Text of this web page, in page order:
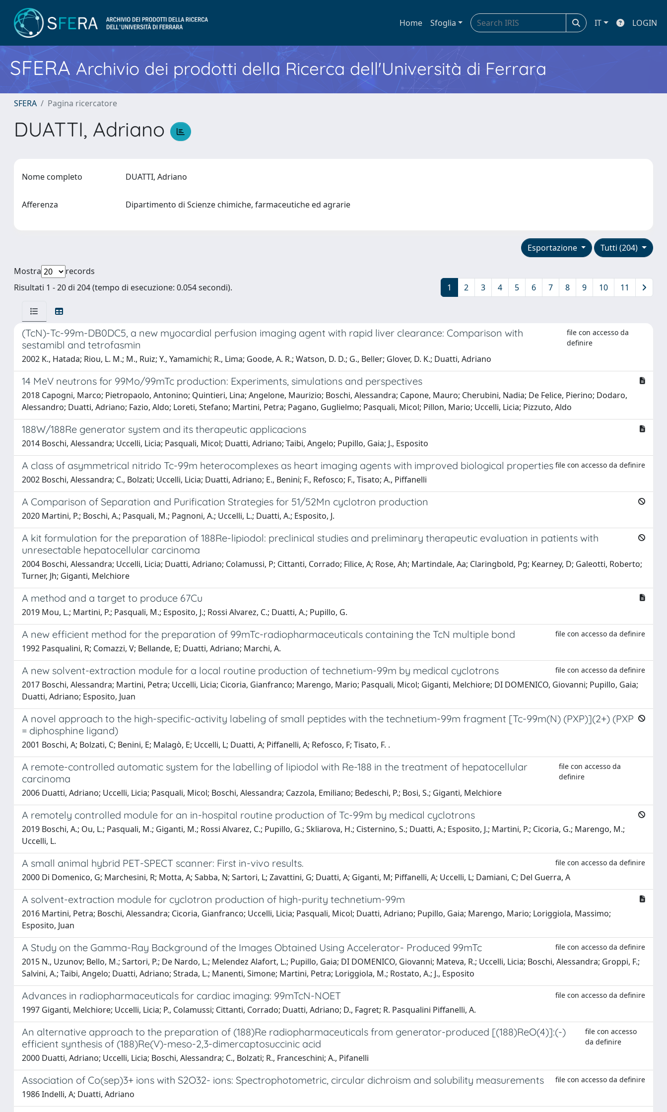
Home Sfoglia IT LOGIN
SFERA Archivio dei prodotti della Ricerca dell'Università di Ferrara
SFERA Pagina ricercatore
DUATTI, Adriano
Nome completo DUATTI, Adriano
Afferenza Dipartimento di Scienze chimiche, farmaceutiche ed agrarie
Tutti (204)
Esportazione
Mostra
records
Risultati 1 - 20 di 204 (tempo di esecuzione: 0.054 secondi).
1 2 3 4 5 6 7 8 9 10 11
(TcN)-Tc-99m-DB0DC5, a new myocardial perfusion imaging agent with rapid liver clearance: Comparison with
sestamibl and tetrofasmin
file con accesso da
definire
2002 K., Hatada; Riou, L. M.; M., Ruiz; Y., Yamamichi; R., Lima; Goode, A. R.; Watson, D. D.; G., Beller; Glover, D. K.; Duatti, Adriano
14 MeV neutrons for 99Mo/99mTc production: Experiments, simulations and perspectives
2018 Capogni, Marco; Pietropaolo, Antonino; Quintieri, Lina; Angelone, Maurizio; Boschi, Alessandra; Capone, Mauro; Cherubini, Nadia; De Felice, Pierino; Dodaro,
Alessandro; Duatti, Adriano; Fazio, Aldo; Loreti, Stefano; Martini, Petra; Pagano, Guglielmo; Pasquali, Micol; Pillon, Mario; Uccelli, Licia; Pizzuto, Aldo
188W/188Re generator system and its therapeutic applicacions
2014 Boschi, Alessandra; Uccelli, Licia; Pasquali, Micol; Duatti, Adriano; Taibi, Angelo; Pupillo, Gaia; J., Esposito
A class of asymmetrical nitrido Tc-99m heterocomplexes as heart imaging agents with improved biological properties file con accesso da definire
2002 Boschi, Alessandra; C., Bolzati; Uccelli, Licia; Duatti, Adriano; E., Benini; F., Refosco; F., Tisato; A., Piffanelli
A Comparison of Separation and Purification Strategies for 51/52Mn cyclotron production
2020 Martini, P.; Boschi, A.; Pasquali, M.; Pagnoni, A.; Uccelli, L.; Duatti, A.; Esposito, J.
A kit formulation for the preparation of 188Re-lipiodol: preclinical studies and preliminary therapeutic evaluation in patients with
unresectable hepatocellular carcinoma
2004 Boschi, Alessandra; Uccelli, Licia; Duatti, Adriano; Colamussi, P; Cittanti, Corrado; Filice, A; Rose, Ah; Martindale, Aa; Claringbold, Pg; Kearney, D; Galeotti, Roberto;
Turner, Jh; Giganti, Melchiore
A method and a target to produce 67Cu
2019 Mou, L.; Martini, P.; Pasquali, M.; Esposito, J.; Rossi Alvarez, C.; Duatti, A.; Pupillo, G.
A new efficient method for the preparation of 99mTc-radiopharmaceuticals containing the TcN multiple bond file con accesso da definire
1992 Pasqualini, R; Comazzi, V; Bellande, E; Duatti, Adriano; Marchi, A.
A new solvent-extraction module for a local routine production of technetium-99m by medical cyclotrons file con accesso da definire
2017 Boschi, Alessandra; Martini, Petra; Uccelli, Licia; Cicoria, Gianfranco; Marengo, Mario; Pasquali, Micol; Giganti, Melchiore; DI DOMENICO, Giovanni; Pupillo, Gaia;
Duatti, Adriano; Esposito, Juan
A novel approach to the high-specific-activity labeling of small peptides with the technetium-99m fragment [Tc-99m(N) (PXP)](2+) (PXP
= diphosphine ligand)
2001 Boschi, A; Bolzati, C; Benini, E; Malagò, E; Uccelli, L; Duatti, A; Piffanelli, A; Refosco, F; Tisato, F. ​.
A remote-controlled automatic system for the labelling of lipiodol with Re-188 in the treatment of hepatocellular
carcinoma
file con accesso da
definire
2006 Duatti, Adriano; Uccelli, Licia; Pasquali, Micol; Boschi, Alessandra; Cazzola, Emiliano; Bedeschi, P.; Bosi, S.; Giganti, Melchiore
A remotely controlled module for an in-hospital routine production of Tc-99m by medical cyclotrons
2019 Boschi, A.; Ou, L.; Pasquali, M.; Giganti, M.; Rossi Alvarez, C.; Pupillo, G.; Skliarova, H.; Cisternino, S.; Duatti, A.; Esposito, J.; Martini, P.; Cicoria, G.; Marengo, M.;
Uccelli, L.
A small animal hybrid PET-SPECT scanner: First in-vivo results. file con accesso da definire
2000 Di Domenico, G; Marchesini, R; Motta, A; Sabba, N; Sartori, L; Zavattini, G; Duatti, A; Giganti, M; Piffanelli, A; Uccelli, L; Damiani, C; Del Guerra, A
A solvent-extraction module for cyclotron production of high-purity technetium-99m
2016 Martini, Petra; Boschi, Alessandra; Cicoria, Gianfranco; Uccelli, Licia; Pasquali, Micol; Duatti, Adriano; Pupillo, Gaia; Marengo, Mario; Loriggiola, Massimo;
Esposito, Juan
A Study on the Gamma-Ray Background of the Images Obtained Using Accelerator- Produced 99mTc file con accesso da definire
2015 N., Uzunov; Bello, M.; Sartori, P.; De Nardo, L.; Melendez Alafort, L.; Pupillo, Gaia; DI DOMENICO, Giovanni; Mateva, R.; Uccelli, Licia; Boschi, Alessandra; Groppi, F.;
Salvini, A.; Taibi, Angelo; Duatti, Adriano; Strada, L.; Manenti, Simone; Martini, Petra; Loriggiola, M.; Rostato, A.; J., Esposito
Advances in radiopharmaceuticals for cardiac imaging: 99mTcN-NOET file con accesso da definire
1997 Giganti, Melchiore; Uccelli, Licia; P., Colamussi; Cittanti, Corrado; Duatti, Adriano; D., Fagret; R. Pasqualini Piffanelli, A.
An alternative approach to the preparation of (188)Re radiopharmaceuticals from generator-produced [(188)ReO(4)]:(-)
efficient synthesis of (188)Re(V)-meso-2,3-dimercaptosuccinic acid
file con accesso
da definire
2000 Duatti, Adriano; Uccelli, Licia; Boschi, Alessandra; C., Bolzati; R., Franceschini; A., Pifanelli
Association of Co(sep)3+ ions with S2O32- ions: Spectrophotometric, circular dichroism and solubility measurements file con accesso da definire
1986 Indelli, A; Duatti, Adriano